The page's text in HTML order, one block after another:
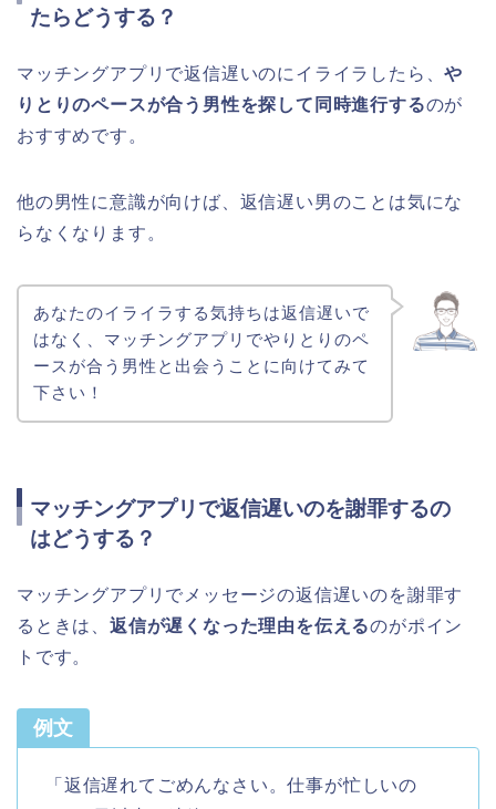
たらどうする？
マッチングアプリで返信遅いのにイライラしたら、や
りとりのペースが合う男性を探して同時進行するのが
おすすめです。
他の男性に意識が向けば、返信遅い男のことは気にな
らなくなります。
あなたのイライラする気持ちは返信遅いで
はなく、マッチングアプリでやりとりのペ
ースが合う男性と出会うことに向けてみて
下さい！
マッチングアプリで返信遅いのを謝罪するの
はどうする？
マッチングアプリでメッセージの返信遅いのを謝罪す
るときは、 返信が遅くなった理由を伝えるのがポイン
トです。
例文
「返信遅れてごめんなさい。仕事が忙しいの